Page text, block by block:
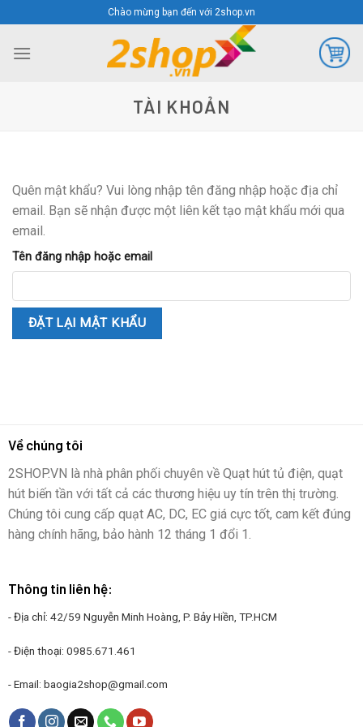
to
content
Chào mừng bạn đến với 2shop.vn
TÀI KHOẢN
Quên mật khẩu? Vui lòng nhập tên đăng nhập hoặc địa chỉ
email. Bạn sẽ nhận được một liên kết tạo mật khẩu mới qua
email.
Tên đăng nhập hoặc email
ĐẶT LẠI MẬT KHẨU
Về chúng tôi
2SHOP.VN là nhà phân phối chuyên về Quạt hút tủ điện, quạt
hút biến tần với tất cả các thương hiệu uy tín trên thị trường.
Chúng tôi cung cấp quạt AC, DC, EC giá cực tốt, cam kết đúng
hàng chính hãng, bảo hành 12 tháng 1 đổi 1.
Thông tin liên hệ:
- Địa chỉ: 42/59 Nguyễn Minh Hoàng, P. Bảy Hiền, TP.HCM
- Điện thoại: 0985.671.461
- Email: baogia2shop@gmail.com